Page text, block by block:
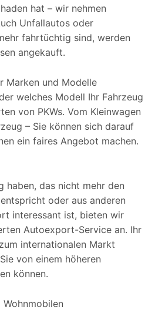
hat – wir nehmen
Unfallautos oder
fahrtüchtig sind, werden
angekauft.
Marken und Modelle
welches Modell Ihr Fahrzeug
von PKWs. Vom Kleinwagen
– Sie können sich darauf
ein faires Angebot machen.
haben, das nicht mehr den
oder aus anderen
interessant ist, bieten wir
Autoexport-Service an. Ihr
internationalen Markt
von einem höheren
können.
Wohnmobilen